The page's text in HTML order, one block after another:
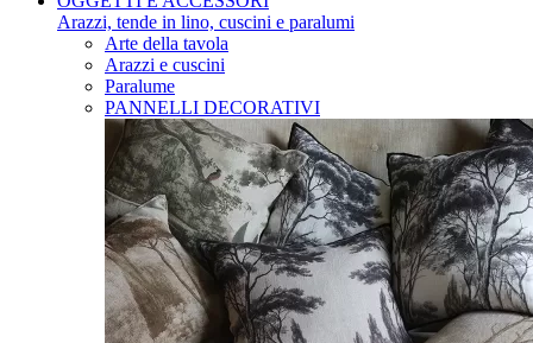
Arazzi, tende in lino, cuscini e paralumi
Arte della tavola
Arazzi e cuscini
Paralume
PANNELLI DECORATIVI